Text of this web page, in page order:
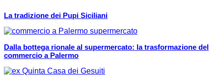
La tradizione dei Pupi Siciliani
Dalla bottega rionale al supermercato: la trasformazione del
commercio a Palermo